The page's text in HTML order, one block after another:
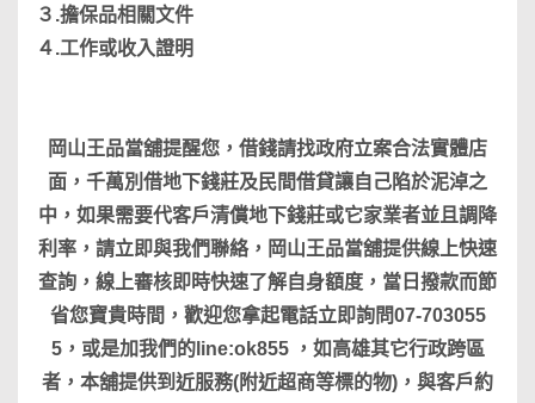
３.擔保品相關文件
４.工作或收入證明
岡山王品當舖提醒您，借錢請找政府立案合法實體店
面，千萬別借地下錢莊及民間借貸讓自己陷於泥淖之
中，如果需要代客戶清償地下錢莊或它家業者並且調降
利率，請立即與我們聯絡，岡山王品當舖提供線上快速
查詢，線上審核即時快速了解自身額度，當日撥款而節
省您寶貴時間，歡迎您拿起電話立即詢問07-703055
5，或是加我們的line:ok855 ，如高雄其它行政跨區
者，本舖提供到近服務(附近超商等標的物)，與客戶約